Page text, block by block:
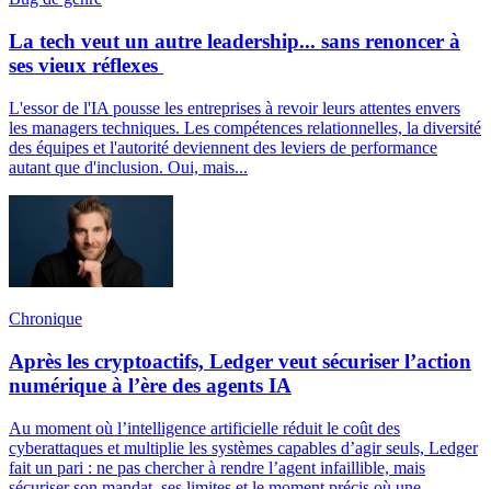
La tech veut un autre leadership... sans renoncer à
ses vieux réflexes
L'essor de l'IA pousse les entreprises à revoir leurs attentes envers
les managers techniques. Les compétences relationnelles, la diversité
des équipes et l'autorité deviennent des leviers de performance
autant que d'inclusion. Oui, mais...
Chronique
Après les cryptoactifs, Ledger veut sécuriser l’action
numérique à l’ère des agents IA
Au moment où l’intelligence artificielle réduit le coût des
cyberattaques et multiplie les systèmes capables d’agir seuls, Ledger
fait un pari : ne pas chercher à rendre l’agent infaillible, mais